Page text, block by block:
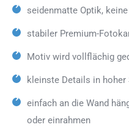
seidenmatte Optik,
stabiler Premium-
Motiv wird vollflächig
kleinste Details in hoher
einfach an die Wand
oder einrahmen